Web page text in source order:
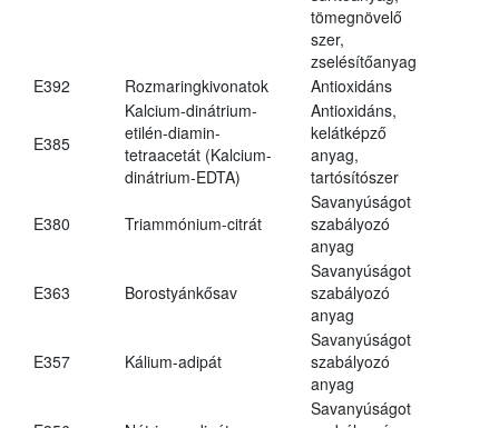
tömegnövelő
szer,
zselésítőanyag
E392
Rozmaringkivonatok Antioxidáns
E385
Kalcium-dinátrium-
etilén-diamin-
tetraacetát (Kalcium-
dinátrium-EDTA)
Antioxidáns,
kelátképző
anyag,
tartósítószer
E380 Triammónium-citrát
Savanyúságot
szabályozó
anyag
E363 Borostyánkősav
Savanyúságot
szabályozó
anyag
E357 Kálium-adipát
Savanyúságot
szabályozó
anyag
Savanyúságot